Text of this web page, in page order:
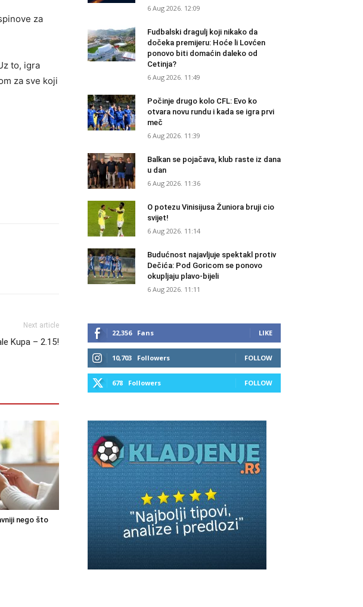
za
to, igra
za sve koji
Next article
Kupa – 2.15!
nego što
6 Aug 2026. 12:09
Fudbalski dragulj koji nikako da
dočeka premijeru: Hoće li Lovćen
ponovo biti domaćin daleko od
Cetinja?
6 Aug 2026. 11:49
Počinje drugo kolo CFL: Evo ko
otvara novu rundu i kada se igra prvi
meč
6 Aug 2026. 11:39
Balkan se pojačava, klub raste iz dana
u dan
6 Aug 2026. 11:36
O potezu Vinisijusa Žuniora bruji cio
svijet!
6 Aug 2026. 11:14
Budućnost najavljuje spektakl protiv
Dečića: Pod Goricom se ponovo
okupljaju plavo-bijeli
6 Aug 2026. 11:11
22,356 Fans LIKE
10,703 Followers FOLLOW
678 Followers FOLLOW